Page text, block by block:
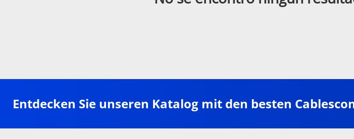
Entdecken Sie unseren Katalog mit den besten